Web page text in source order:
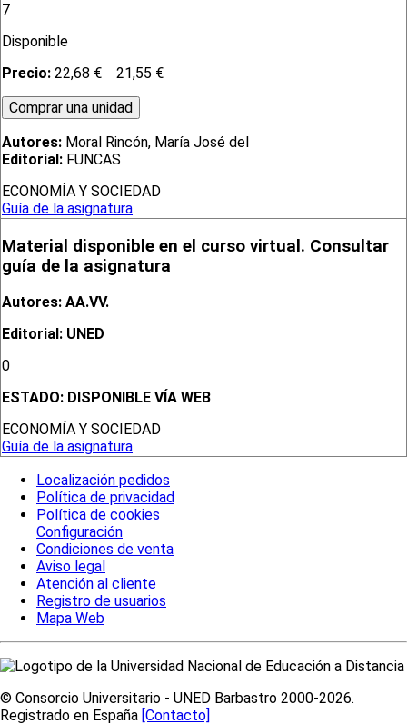
7
Disponible
Precio: 22,68 € 21,55 €
Autores: Moral Rincón, María José del
Editorial: FUNCAS
ECONOMÍA Y SOCIEDAD
Guía de la asignatura
Material disponible en el curso virtual. Consultar
guía de la asignatura
Autores: AA.VV.
Editorial: UNED
0
ESTADO: DISPONIBLE VÍA WEB
ECONOMÍA Y SOCIEDAD
Guía de la asignatura
Localización pedidos
Política de privacidad
Política de cookies
Configuración
Condiciones de venta
Aviso legal
Atención al cliente
Registro de usuarios
Mapa Web
© Consorcio Universitario - UNED Barbastro 2000-2026.
Registrado en España [Contacto]